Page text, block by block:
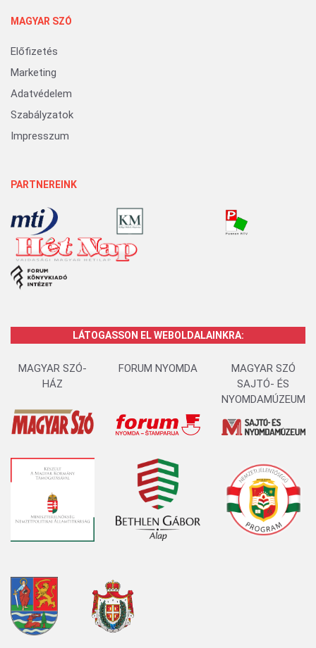
MAGYAR SZÓ
Előfizetés
Marketing
Adatvédelem
Szabályzatok
Impresszum
PARTNEREINK
LÁTOGASSON EL WEBOLDALAINKRA:
MAGYAR SZÓ-
HÁZ
FORUM NYOMDA
MAGYAR SZÓ
SAJTÓ- ÉS
NYOMDAMÚZEUM